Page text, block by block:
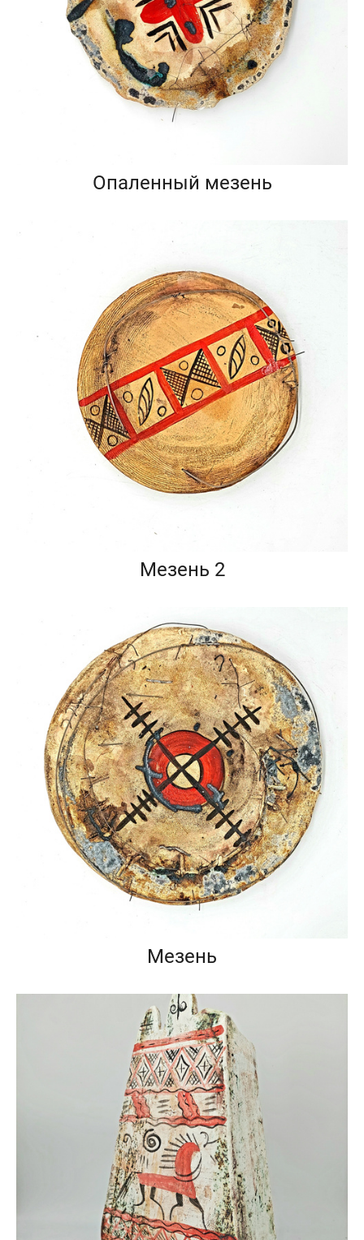
Опаленный мезень
Мезень 2
Мезень